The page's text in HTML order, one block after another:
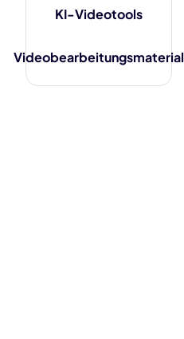
KI-Videotools
Videobearbeitungsmaterial